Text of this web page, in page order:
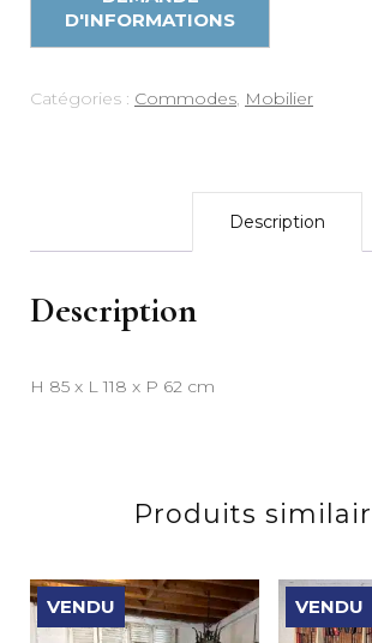
Catégories : Commodes, Mobilier
Description
Description
H 85 x L 118 x P 62 cm
Produits
VENDU VENDU